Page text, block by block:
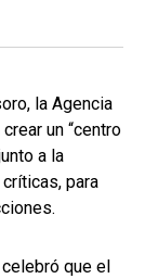
la Agencia
un “centro
a la
para
que el